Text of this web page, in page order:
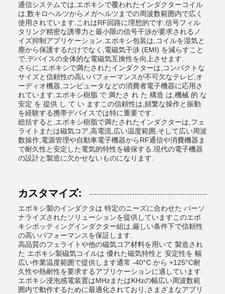
通信システムでは,エポキシで覆われたインダクターコイル
は,数キロヘルツからメガヘルツまでの周波数範囲内で広く
使用されています.これはRF回路に理想的です.信号フィル
タリング精密な誘導力と最小限の信号干渉が要求されるノ
イズ抑制アプリケーション.エポキシ包装は,コイルを湿気と
塵から保護するだけでなく,電磁気干渉 (EMI) を減らすこと
で,デバイスの全体的な電磁気互換性を向上させます.
さらに,エポキシで満たされたインダクターは,コンパクトな
サイズと信頼性の高いパフォーマンスが不可欠なテレビ,オ
ーディオ機器,コンピュータなどの消費者電子機器に応用さ
れています.エポキシ樹脂 で 満たさ れ た 構造 は,機械 的 な
安定 を 提供 し て い ますこの信頼性は,頻繁な操作と振動
を経験する携帯デバイスでは特に重要です.
総括すると,エポキシ樹脂で満たされたインダクターは,フェ
ライトまたは磁気コア,高電流,広い温度範囲,そして広い周波
数操作,電源管理や自動車電子機器からRF通信や消費機器ま
で耐久性と安定した電気的特性を確保する.現代の電子機器
の設計と製造に欠かせないものになります.
カスタマイズ:
エポキシ製のインダクタは 特定のニーズに合わせた パーソ
ナライズされたソリューションを提供していますこのエポ
キシポッティングインダクター組は,厳しい条件下で信頼性
の高いパフォーマンスを保証します.
高品質のフェライトや他の磁気コア材料を用いて 製造され
た エポキシ製磁気コイルは 優れた磁気特性と 安定性を 幅
広い作業温度範囲で提供します通常 -40°C から +125°C耐
久性や熱耐性を要求するアプリケーションに適しています.
エポキシ浸泡感電装置はMHzまたはKHzの幅広い周波数範
囲内で動作するために最適化されており,さまざまなアプリ